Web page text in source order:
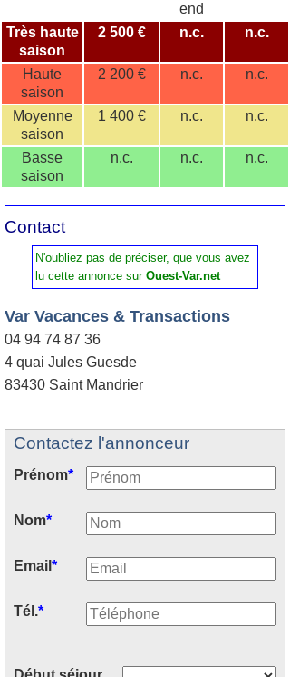
end
Très haute
saison
2 500 € n.c. n.c.
Haute
saison
2 200 € n.c. n.c.
Moyenne
saison
1 400 € n.c. n.c.
Basse
saison
n.c. n.c. n.c.
Contact
N'oubliez pas de préciser, que vous avez
lu cette annonce sur Ouest-Var.net
Var Vacances & Transactions
04 94 74 87 36
4 quai Jules Guesde
83430 Saint Mandrier
Contactez l'annonceur
Prénom*
Nom*
Email *
Tél.*